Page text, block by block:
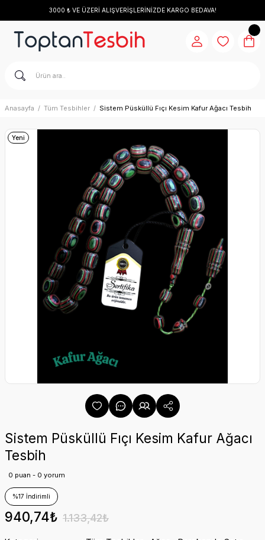
3000 ₺ VE ÜZERİ ALIŞVERİŞLERİNİZDE KARGO BEDAVA!
Anasayfa Tüm Tesbihler Sistem Püsküllü Fıçı Kesim Kafur Ağacı Tesbih
Yeni
Sistem Püsküllü Fıçı Kesim Kafur Ağacı
Tesbih
0 puan - 0 yorum
%17 İndirimli
940,74₺ 1.133,42₺